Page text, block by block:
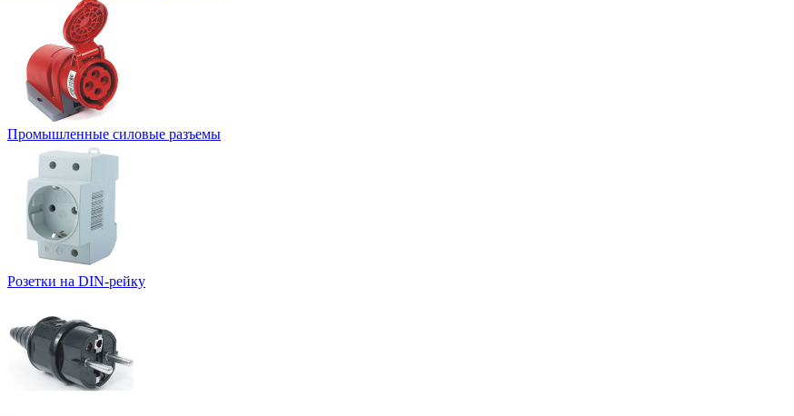
Промышленные силовые разъемы
Розетки на DIN-рейку